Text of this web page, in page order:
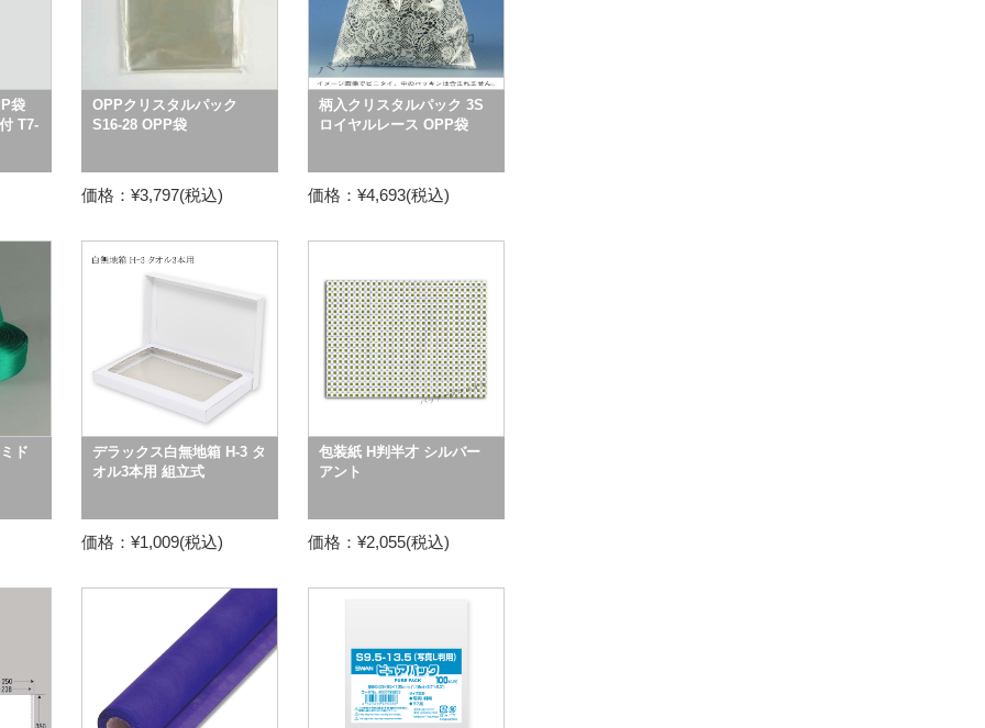
袋
T7-
OPPクリスタルパック
S16-28 OPP袋
価格：¥3,797(税込)
柄入クリスタルパック 3S
ロイヤルレース OPP袋
価格：¥4,693(税込)
ド
デラックス白無地箱 H-3 タ
オル3本用 組立式
価格：¥1,009(税込)
包装紙 H判半才 シルバー
アント
価格：¥2,055(税込)